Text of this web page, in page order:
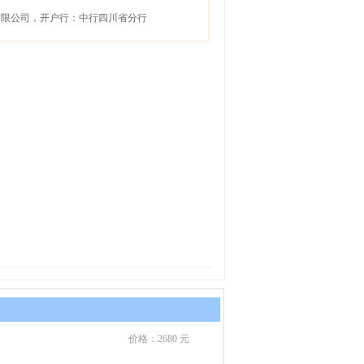
公司，开户行：中行四川省分行
价格：2680 元